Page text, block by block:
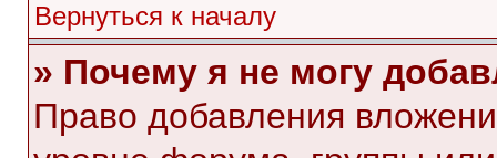
Вернуться к началу
» Почему я не могу
Право добавления